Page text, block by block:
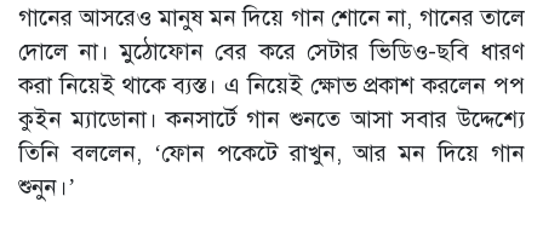
গানের আসরেও মানুষ মন দিয়ে গান শোনে না, গানের তালে
দোলে না। মুঠোফোন বের করে সেটার ভিডিও-ছবি ধারণ
করা নিয়েই থাকে ব্যস্ত। এ নিয়েই ক্ষোভ প্রকাশ করলেন পপ
কুইন ম্যাডোনা। কনসার্টে গান শুনতে আসা সবার উদ্দেশ্যে
তিনি বললেন, ‘ফোন পকেটে রাখুন, আর মন দিয়ে গান
শুনুন।’